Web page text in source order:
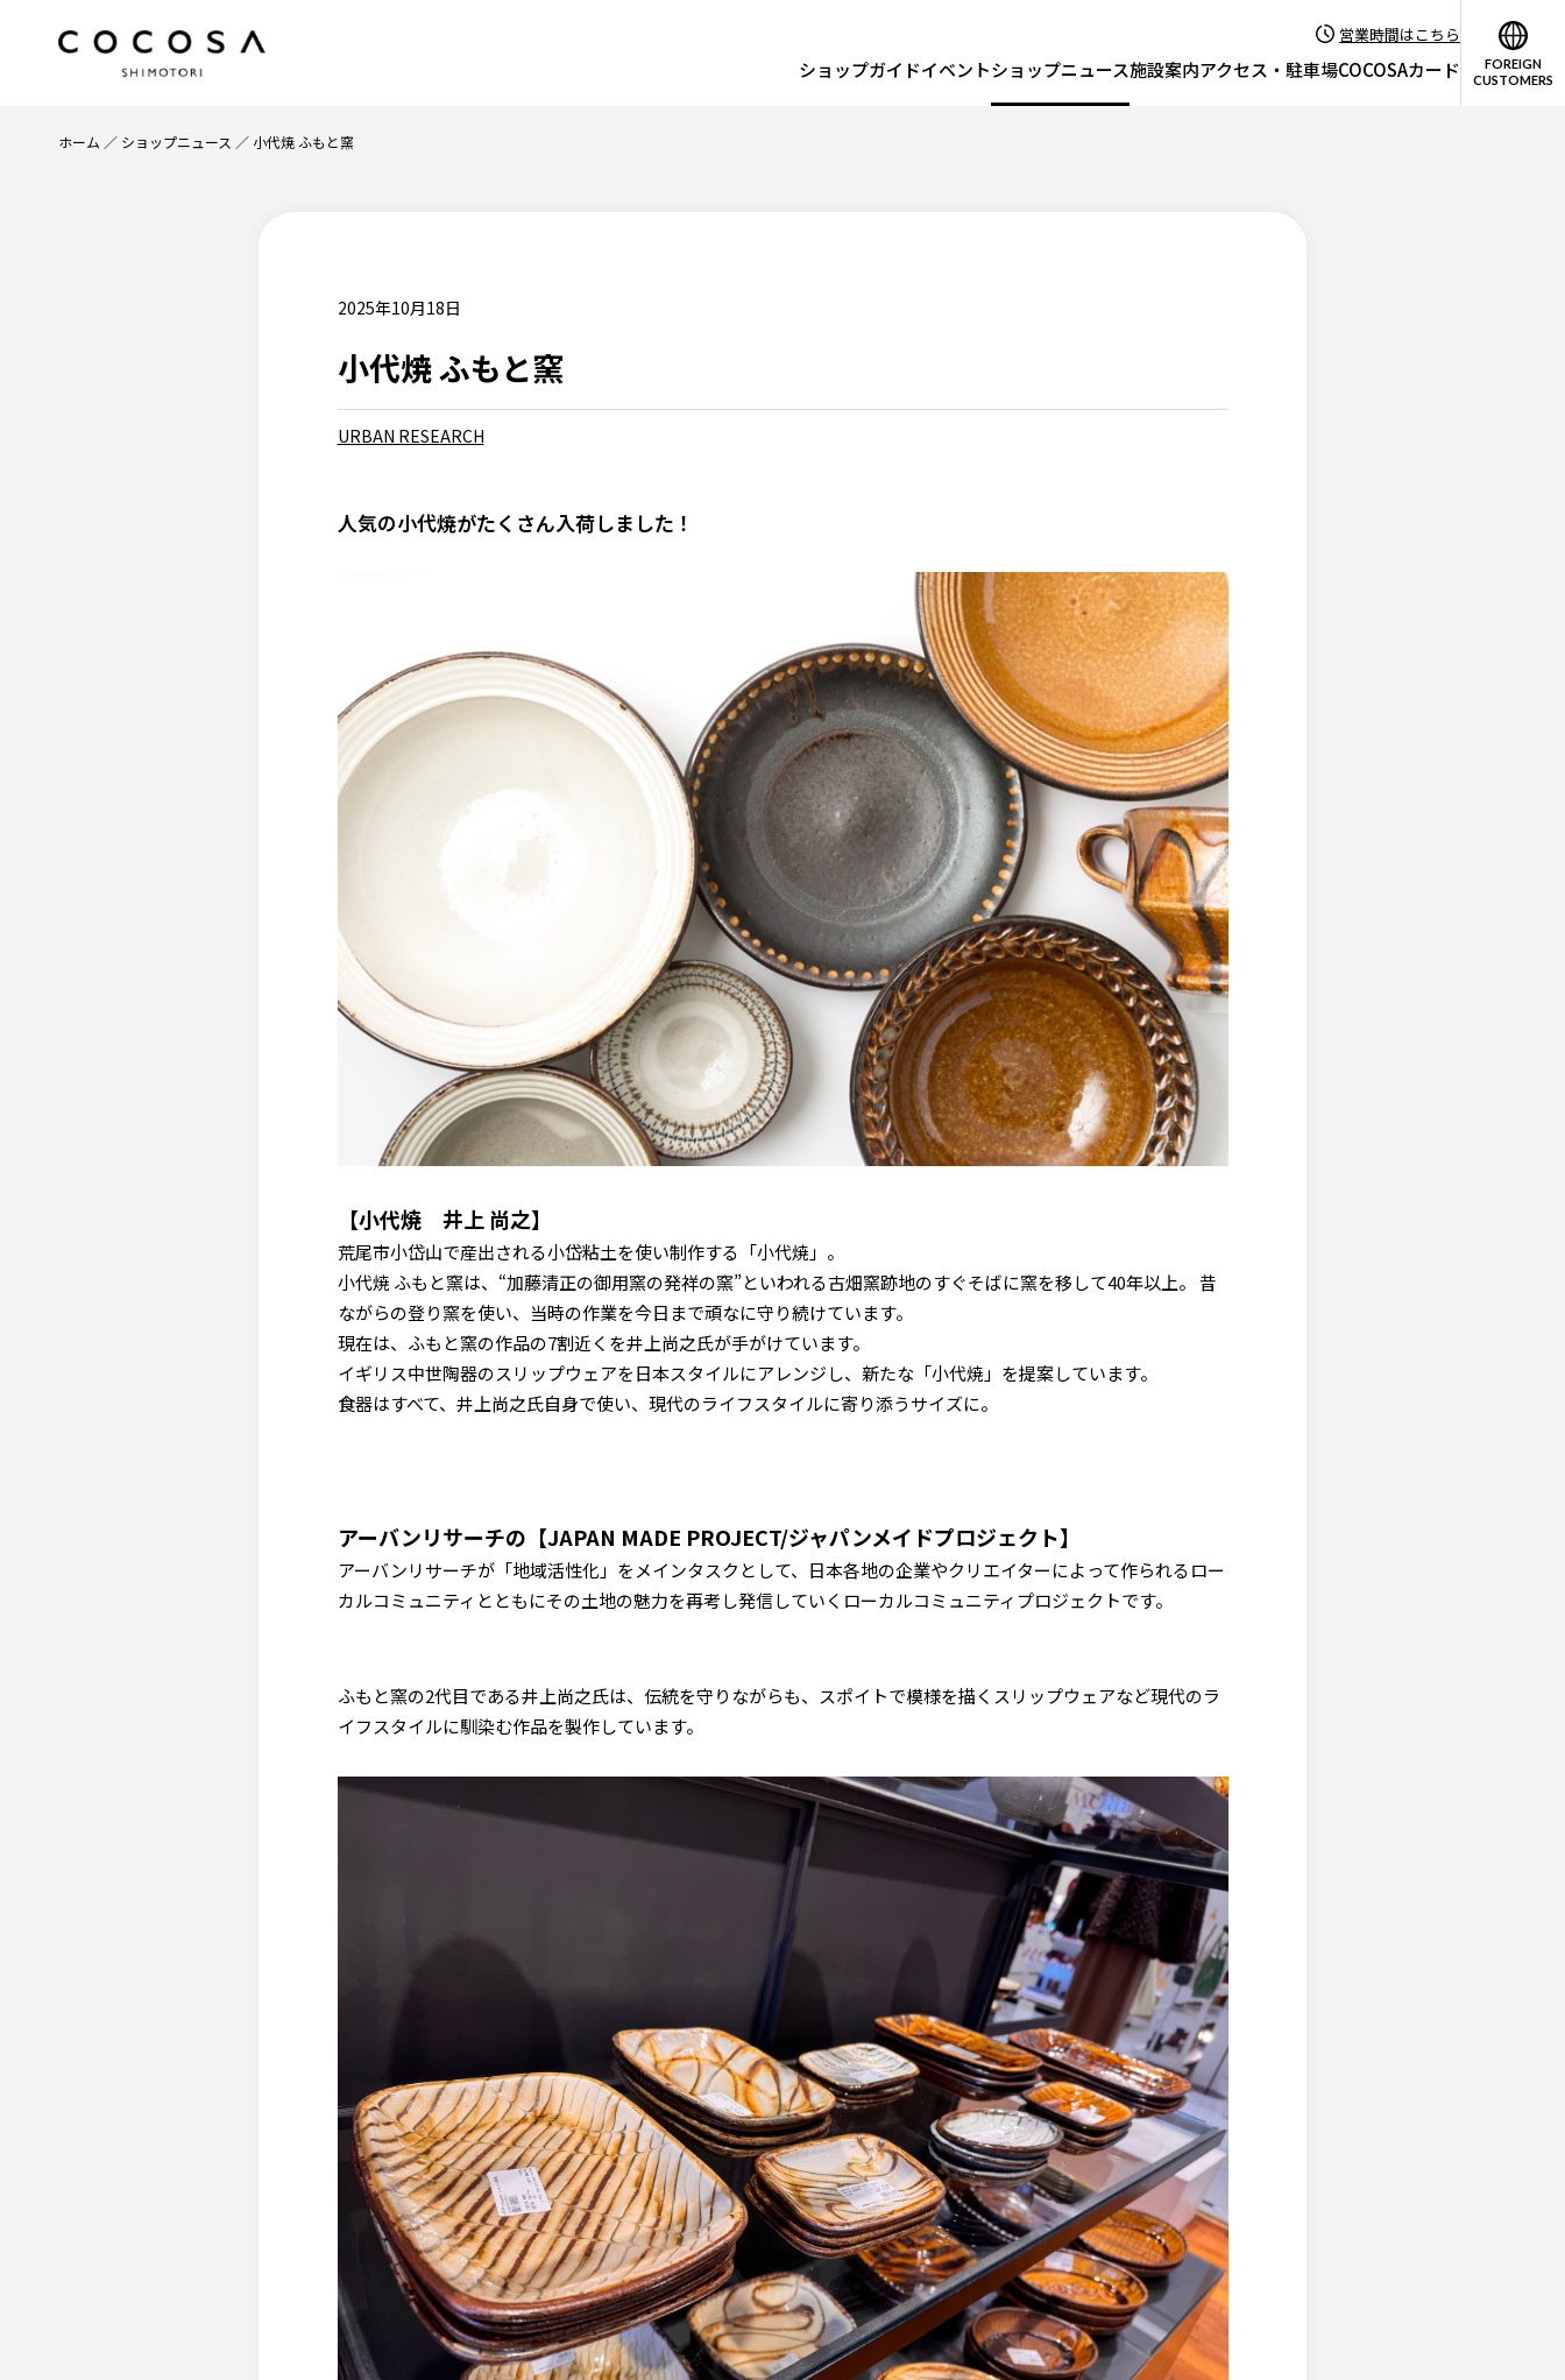
営業時間はこちら
ショップガイドイベントショップニュース施設案内アクセス・駐車場COCOSAカード
FOREIGN
CUSTOMERS
ホーム ショップニュース 小代焼 ふもと窯
2025年10月18日
小代焼 ふもと窯
URBAN RESEARCH
人気の小代焼がたくさん入荷しました！
【小代焼 井上 尚之】
荒尾市小岱山で産出される小岱粘土を使い制作する「小代焼」。
小代焼 ふもと窯は、“加藤清正の御用窯の発祥の窯”といわれる古畑窯跡地のすぐそばに窯を移して40年以上。 昔
ながらの登り窯を使い、当時の作業を今日まで頑なに守り続けています。
現在は、ふもと窯の作品の7割近くを井上尚之氏が手がけています。
イギリス中世陶器のスリップウェアを日本スタイルにアレンジし、新たな「小代焼」を提案しています。
食器はすべて、井上尚之氏自身で使い、現代のライフスタイルに寄り添うサイズに。
アーバンリサーチの【JAPAN MADE PROJECT/ジャパンメイドプロジェクト】
アーバンリサーチが「地域活性化」をメインタスクとして、日本各地の企業やクリエイターによって作られるロー
カルコミュニティとともにその土地の魅力を再考し発信していくローカルコミュニティプロジェクトです。
ふもと窯の2代目である井上尚之氏は、伝統を守りながらも、スポイトで模様を描くスリップウェアなど現代のラ
イフスタイルに馴染む作品を製作しています。